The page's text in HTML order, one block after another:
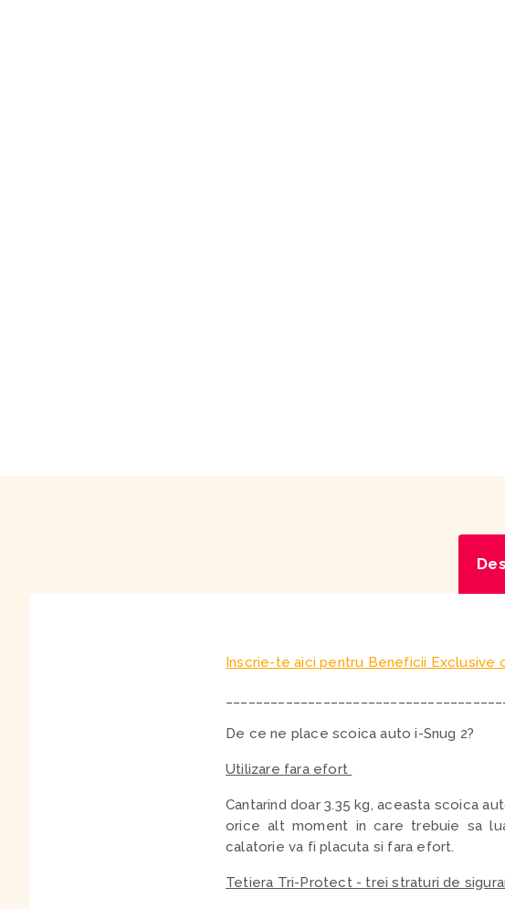
Inscrie-te aici pentru Beneficii Exclusive
De ce ne place scoica auto i-Snug 2?
Utilizare fara efort
Cantarind doar 3.35 kg, aceasta scoica
orice alt moment in care trebuie sa
calatorie va fi placuta si fara efort.
Tetiera Tri-Protect - trei straturi de